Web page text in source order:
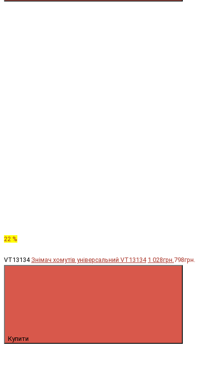
22 %
VT13134 Знімач хомутів універсальний VT13134 1 028грн.798грн.
Купити